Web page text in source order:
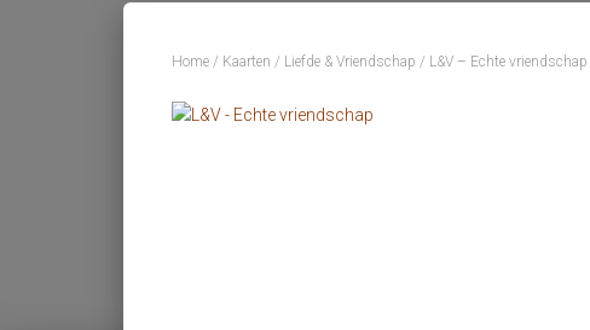
Home / Kaarten / Liefde & Vriendschap / L&V – Echte vriendschap